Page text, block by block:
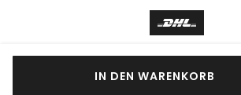
IN DEN WARENKORB